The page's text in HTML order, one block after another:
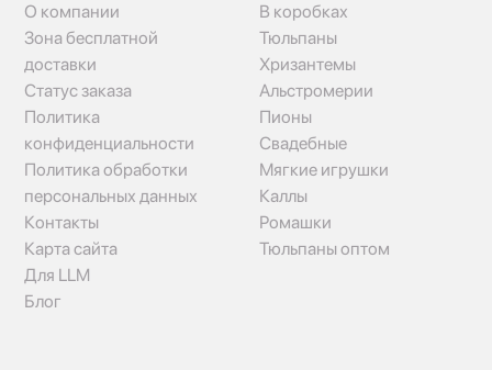
О компании
Зона бесплатной
доставки
Статус заказа
Политика
конфиденциальности
Политика обработки
персональных данных
Контакты
Карта сайта
Для LLM
Блог
В коробках
Тюльпаны
Хризантемы
Альстромерии
Пионы
Свадебные
Мягкие игрушки
Каллы
Ромашки
Тюльпаны оптом